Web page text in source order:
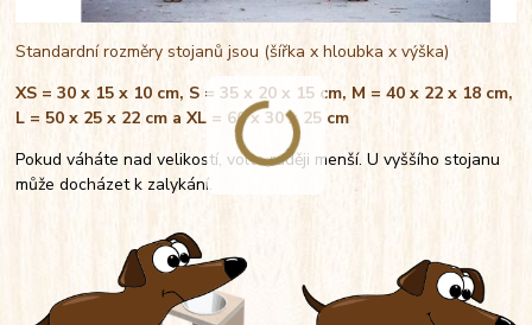
Standardní rozměry stojanů jsou (šířka x hloubka x výška)
XS = 30 x 15 x 10 cm, S = 35 x 20 x 15 cm, M = 40 x 22 x 18 cm,
L = 50 x 25 x 22 cm a XL = 60 x 30 x 25 cm
Pokud váháte nad velikostí, volte raději menší. U vyššího stojanu
může docházet k zalykání.